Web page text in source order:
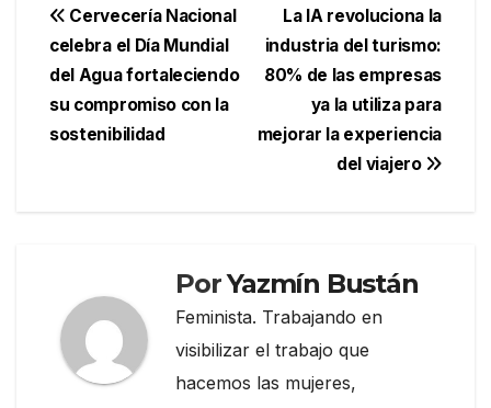
Navegación
de
entradas
La IA revoluciona la
industria del turismo:
80% de las empresas
ya la utiliza para
mejorar la experiencia
del viajero
Cervecería Nacional
celebra el Día Mundial
del Agua fortaleciendo
su compromiso con la
sostenibilidad
PorYazmín Bustán
Feminista. Trabajando en
visibilizar el trabajo que
hacemos las mujeres,